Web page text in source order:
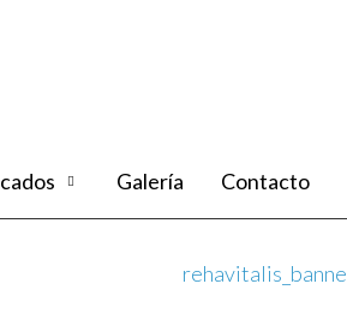
Galería Contacto